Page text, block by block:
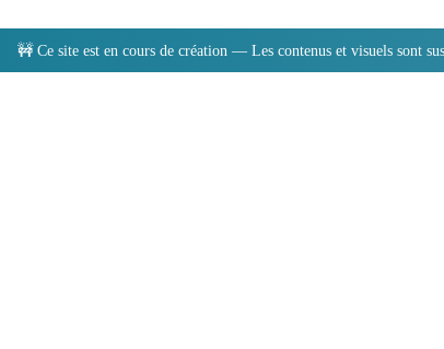
🚧 Ce site est en cours de création — Les contenus et visuels sont